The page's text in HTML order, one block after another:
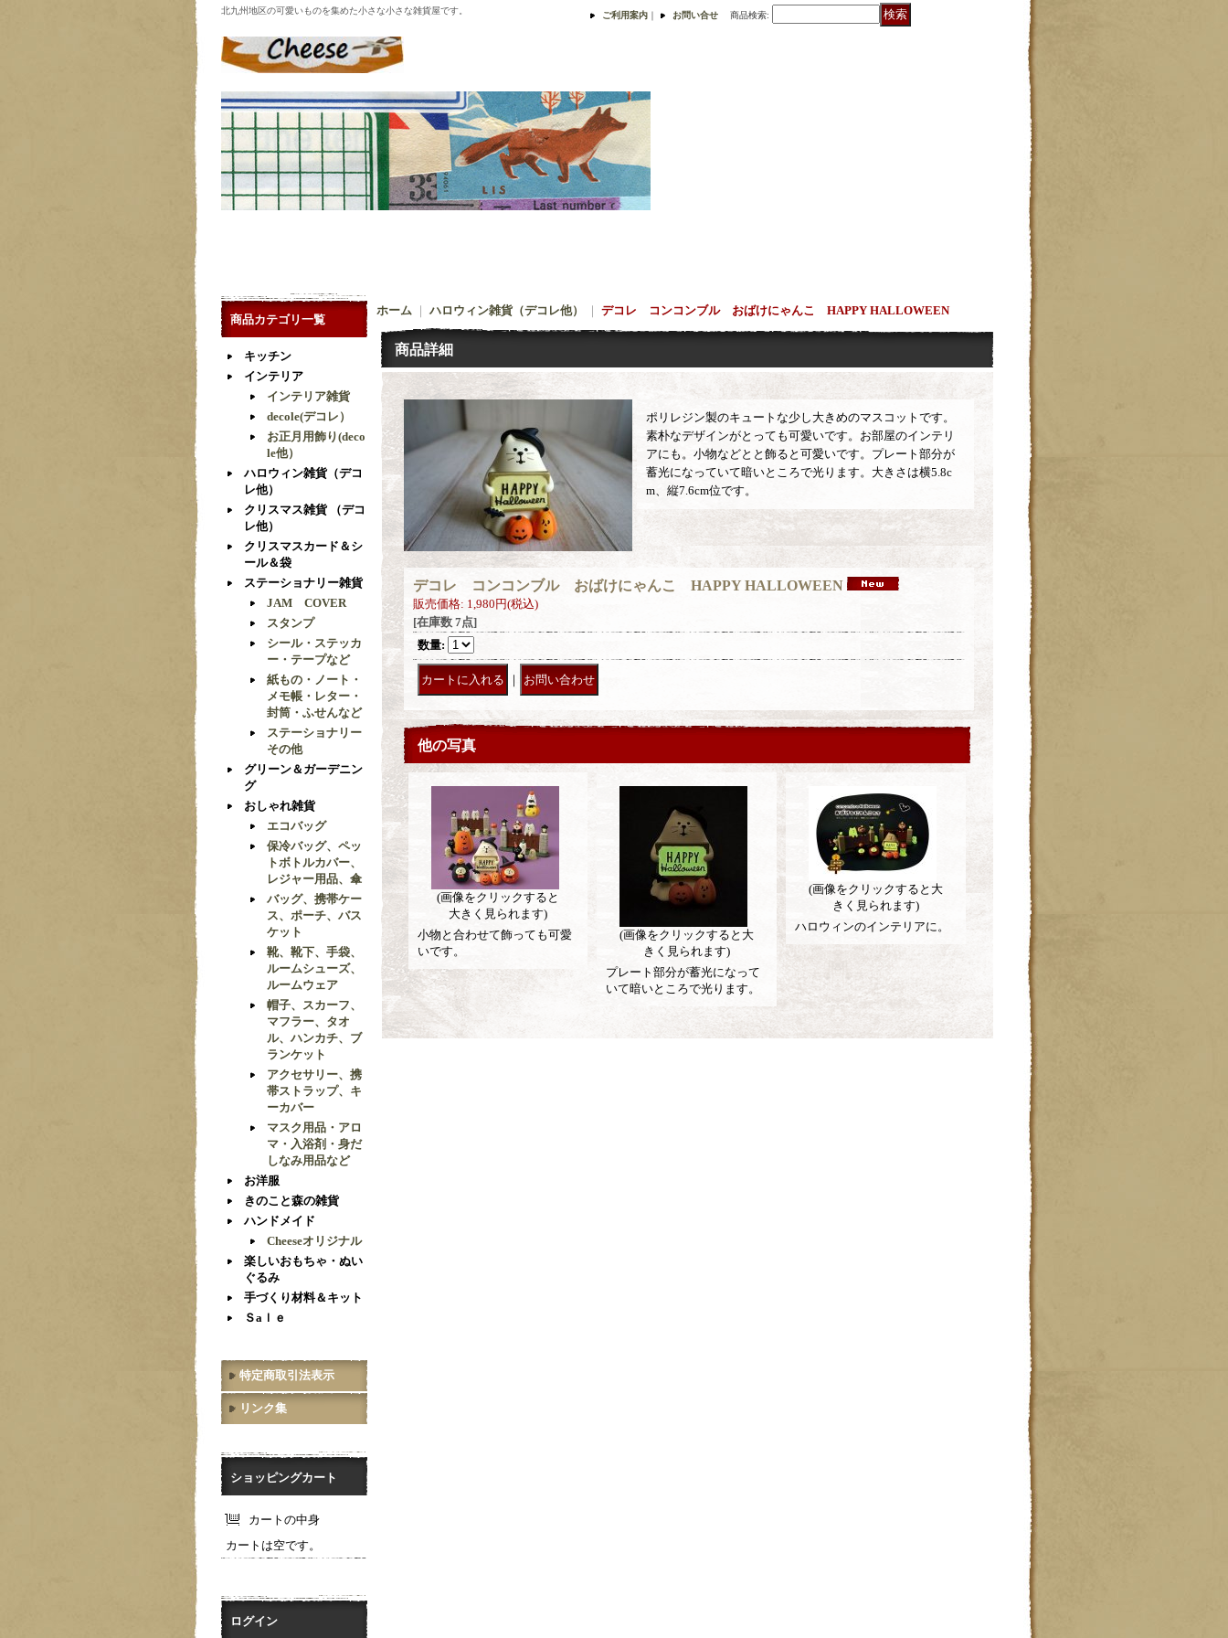
北九州地区の可愛いものを集めた小さな小さな雑貨屋です。 ご利用案内 ｜ お問い合せ 商品検索:
商品カテゴリ一覧
キッチン
インテリア
インテリア雑貨
decole(デコレ）
お正月用飾り(deco
le他）
ハロウィン雑貨（デコ
レ他）
クリスマス雑貨 （デコ
レ他）
クリスマスカード＆シ
ール＆袋
ステーショナリー雑貨
JAM COVER
スタンプ
シール・ステッカ
ー・テープなど
紙もの・ノート・
メモ帳・レター・
封筒・ふせんなど
ステーショナリー
その他
グリーン＆ガーデニン
グ
おしゃれ雑貨
エコバッグ
保冷バッグ、ペッ
トボトルカバー、
レジャー用品、傘
バッグ、携帯ケー
ス、ポーチ、バス
ケット
靴、靴下、手袋、
ルームシューズ、
ルームウェア
帽子、スカーフ、
マフラー、タオ
ル、ハンカチ、ブ
ランケット
アクセサリー、携
帯ストラップ、キ
ーカバー
マスク用品・アロ
マ・入浴剤・身だ
しなみ用品など
お洋服
きのこと森の雑貨
ハンドメイド
Cheeseオリジナル
楽しいおもちゃ・ぬい
ぐるみ
手づくり材料＆キット
Ｓaｌｅ
特定商取引法表示
リンク集
ショッピングカート
カートの中身
カートは空です。
ログイン
ホーム ハロウィン雑貨（デコレ他） デコレ コンコンブル おばけにゃんこ HAPPY HALLOWEEN
商品詳細
ポリレジン製のキュートな少し大きめのマスコットです。
素朴なデザインがとっても可愛いです。お部屋のインテリ
アにも。小物などとと飾ると可愛いです。プレート部分が
蓄光になっていて暗いところで光ります。大きさは横5.8c
m、縦7.6cm位です。
デコレ コンコンブル おばけにゃんこ HAPPY HALLOWEEN
販売価格: 1,980円(税込)
[在庫数 7点]
数量:
｜
他の写真
(画像をクリックすると
大きく見られます)
小物と合わせて飾っても可愛
いです。
(画像をクリックすると大
きく見られます)
プレート部分が蓄光になって
いて暗いところで光ります。
(画像をクリックすると大
きく見られます)
ハロウィンのインテリアに。